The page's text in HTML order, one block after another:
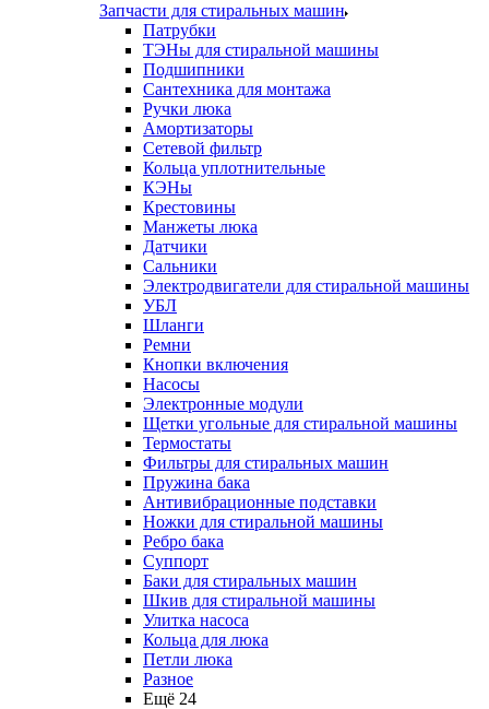
Запчасти для стиральных машин
Патрубки
ТЭНы для стиральной машины
Подшипники
Сантехника для монтажа
Ручки люка
Амортизаторы
Сетевой фильтр
Кольца уплотнительные
КЭНы
Крестовины
Манжеты люка
Датчики
Сальники
Электродвигатели для стиральной машины
УБЛ
Шланги
Ремни
Кнопки включения
Насосы
Электронные модули
Щетки угольные для стиральной машины
Термостаты
Фильтры для стиральных машин
Пружина бака
Антивибрационные подставки
Ножки для стиральной машины
Ребро бака
Суппорт
Баки для стиральных машин
Шкив для стиральной машины
Улитка насоса
Кольца для люка
Петли люка
Разное
Ещё 24